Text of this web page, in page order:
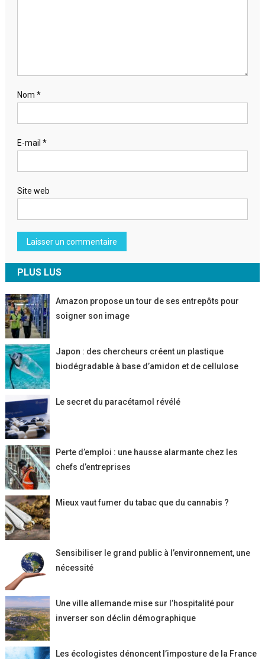
Nom *
E-mail *
Site web
PLUS LUS
Amazon propose un tour de ses entrepôts pour
soigner son image
Japon : des chercheurs créent un plastique
biodégradable à base d’amidon et de cellulose
Le secret du paracétamol révélé
Perte d’emploi : une hausse alarmante chez les
chefs d’entreprises
Mieux vaut fumer du tabac que du cannabis ?
Sensibiliser le grand public à l’environnement, une
nécessité
Une ville allemande mise sur l’hospitalité pour
inverser son déclin démographique
Les écologistes dénoncent l’imposture de la France